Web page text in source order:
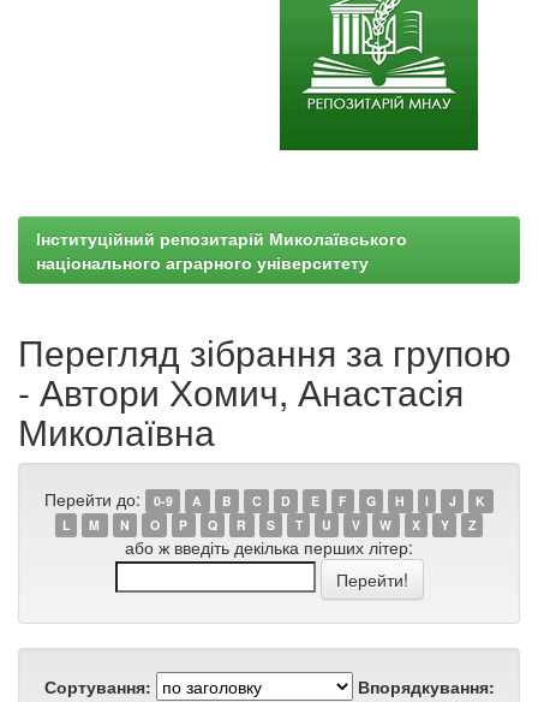
Інституційний репозитарій Миколаївського
національного аграрного університету
Перегляд зібрання за групою
- Автори Хомич, Анастасія
Миколаївна
Перейти до: 0-9 A B C D E F G H I J
K
L
M N O P Q R S T U V W X Y Z
або ж введіть декілька перших літер:
Сортування:
Впорядкування: